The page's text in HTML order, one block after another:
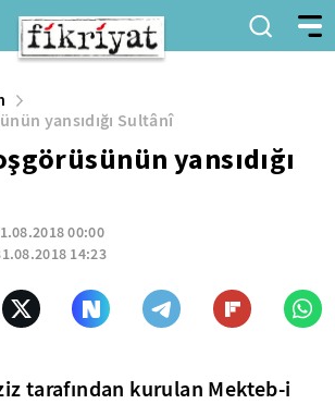
yansıdığı Sultânî
yansıdığı
00:00
14:23
tarafından kurulan Mekteb-i